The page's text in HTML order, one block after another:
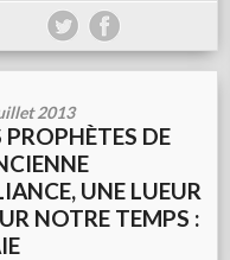
2013
PROPHÈTES DE
UNE LUEUR
NOTRE TEMPS :